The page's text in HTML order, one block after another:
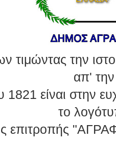
την
απ' την
είναι στην
το
επιτροπής